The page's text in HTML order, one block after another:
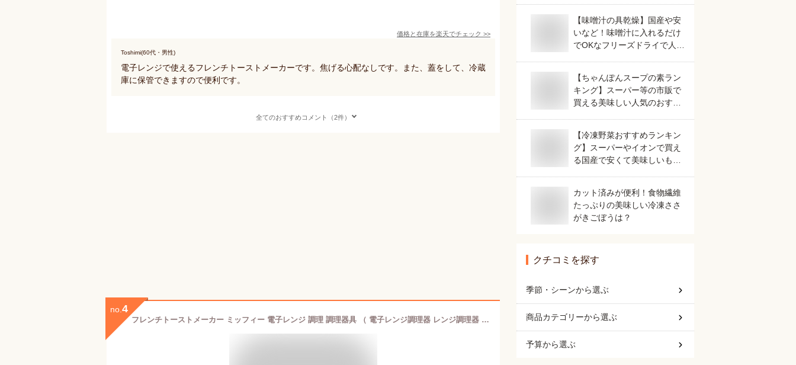
価格と在庫を楽天でチェック >>
Toshimi(60代・男性)
電子レンジで使えるフレンチトーストメーカーです。焦げる心配なしです。また、蓋をして、冷蔵
庫に保管できますので便利です。
全てのおすすめコメント（2件）
no. 4
フレンチトーストメーカー ミッフィー 電子レンジ 調理 調理器具 （ 電子レンジ調理器 レンジ調理器 レンジ調理 電子レンジ料理 簡単調理 火を使わない 便利グッズ ディックブルーナ ブルーナ Miffy ）
【味噌汁の具乾燥】国産や安
いなど！味噌汁に入れるだけ
でOKなフリーズドライで人気
【ちゃんぽんスープの素ラン
キング】スーパー等の市販で
買える美味しい人気のおすす
【冷凍野菜おすすめランキン
グ】スーパーやイオンで買え
る国産で安くて美味しいもの
カット済みが便利！食物繊維
たっぷりの美味しい冷凍ささ
がきごぼうは？
クチコミを探す
季節・シーンから選ぶ
商品カテゴリーから選ぶ
予算から選ぶ